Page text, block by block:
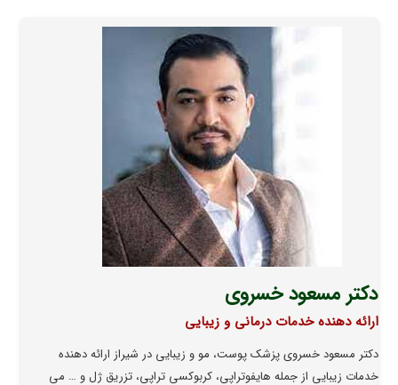
دکتر مسعود خسروی
ارائه دهنده خدمات درمانی و زیبایی
دکتر مسعود خسروی پزشک پوست، مو و زیبایی در شیراز ارائه دهنده
خدمات زیبایی از جمله هایفوتراپی، کربوکسی تراپی، تزریق ژل و … می